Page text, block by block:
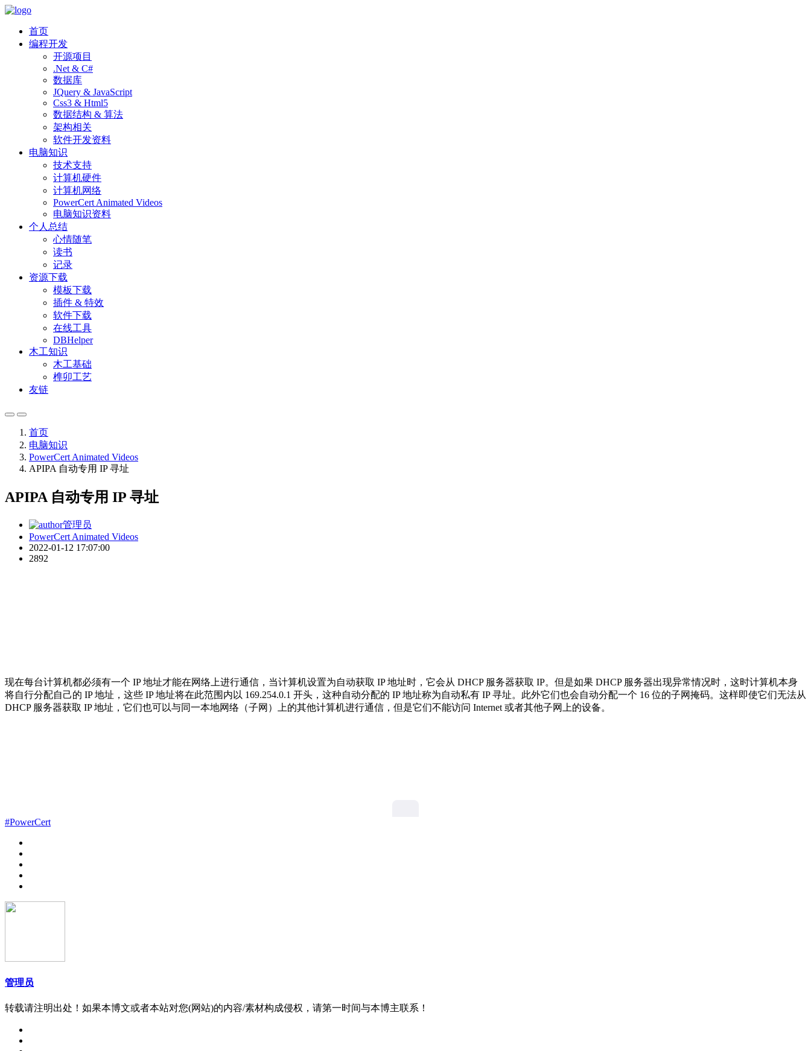
首页
编程开发
开源项目
.Net & C#
数据库
JQuery & JavaScript
Css3 & Html5
数据结构 & 算法
架构相关
软件开发资料
电脑知识
技术支持
计算机硬件
计算机网络
PowerCert Animated Videos
电脑知识资料
个人总结
心情随笔
读书
记录
资源下载
模板下载
插件 & 特效
软件下载
在线工具
DBHelper
木工知识
木工基础
榫卯工艺
友链
首页
电脑知识
PowerCert Animated Videos
APIPA 自动专用 IP 寻址
APIPA 自动专用 IP 寻址
管理员
PowerCert Animated Videos
2022-01-12 17:07:00
2892
现在每台计算机都必须有一个 IP 地址才能在网络上进行通信，当计算机设置为自动获取 IP 地址时，它会从 DHCP 服务器获取 IP。但是如果 DHCP 服务器出现异常情况时，这时计算机本身
将自行分配自己的 IP 地址，这些 IP 地址将在此范围内以 169.254.0.1 开头，这种自动分配的 IP 地址称为自动私有 IP 寻址。此外它们也会自动分配一个 16 位的子网掩码。这样即使它们无法从
DHCP 服务器获取 IP 地址，它们也可以与同一本地网络（子网）上的其他计算机进行通信，但是它们不能访问 Internet 或者其他子网上的设备。
#PowerCert
管理员
转载请注明出处！如果本博文或者本站对您(网站)的内容/素材构成侵权，请第一时间与本博主联系！